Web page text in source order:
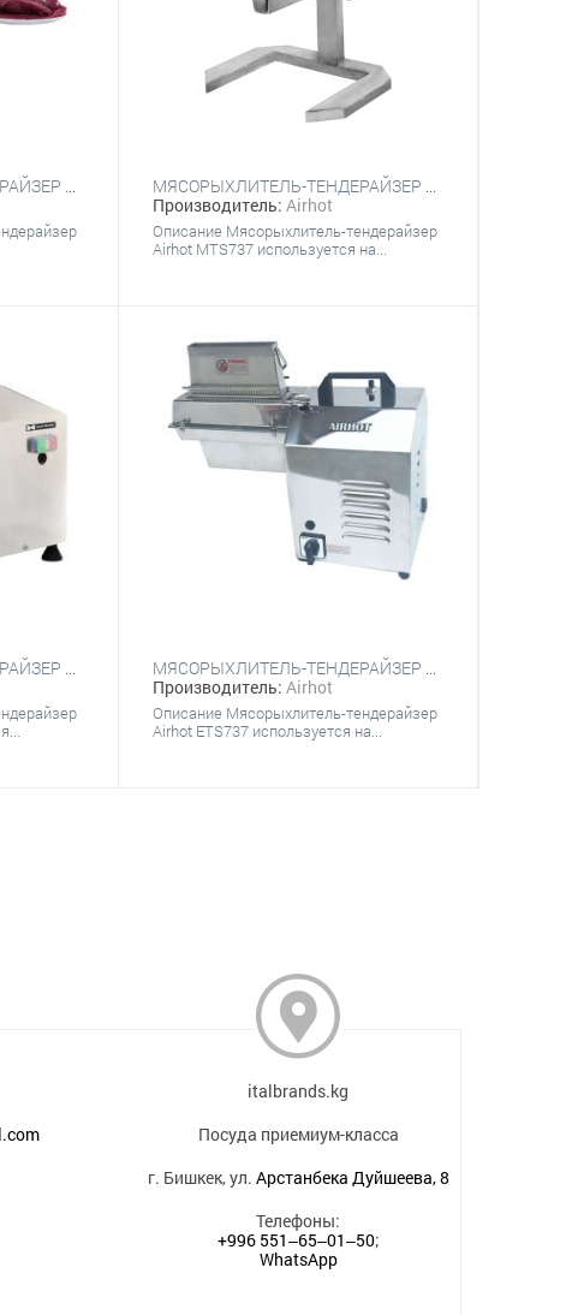
МЯСОРЫХЛИТЕЛЬ-ТЕНДЕРАЙЗЕР KOCATEQ JG+JG-TDA
МЯСОРЫХЛИТЕЛЬ-ТЕНДЕРАЙЗЕР AIRHOT MTS737
Производитель: Airhot
Описание Мясорыхлитель-тендерайзер
Airhot MTS737 используется на...
МЯСОРЫХЛИТЕЛЬ-ТЕНДЕРАЙЗЕР HURAKAN HKN-PK
МЯСОРЫХЛИТЕЛЬ-ТЕНДЕРАЙЗЕР AIRHOT ETS737
Производитель: Airhot
Описание Мясорыхлитель-тендерайзер
Airhot ETS737 используется на...
italbrands.kg
Посуда приемиум-класса
г. Бишкек, ул. Арстанбека Дуйшеева, 8
Телефоны:
+996 551‒65‒01‒50;
WhatsApp